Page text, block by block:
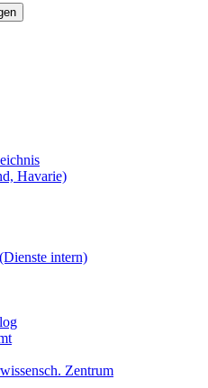
Havarie)
intern)
Zentrum